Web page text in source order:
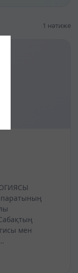
1 нәтиже
мен